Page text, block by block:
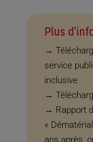
Plus
→
service
inclusive
→
→ Rapport
«
ans après,